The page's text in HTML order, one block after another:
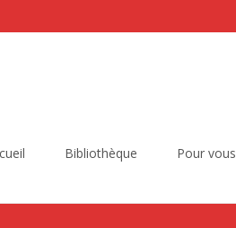
Bibliothèque Pour vous